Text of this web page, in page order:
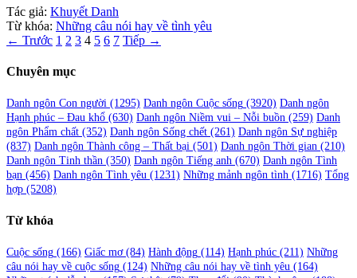
Tác giả: Khuyết Danh
Từ khóa: Những câu nói hay về tình yêu
Phân
trang
viết
← Trước 1 2 3 4 5 6 7 Tiếp →
Chuyên mục
Danh ngôn Con người (1295) Danh ngôn Cuộc sống (3920) Danh ngôn
Hạnh phúc – Đau khổ (630) Danh ngôn Niềm vui – Nỗi buồn (259) Danh
ngôn Phẩm chất (352) Danh ngôn Sống chết (261) Danh ngôn Sự nghiệp
(837) Danh ngôn Thành công – Thất bại (501) Danh ngôn Thời gian (210)
Danh ngôn Tinh thần (350) Danh ngôn Tiếng anh (670) Danh ngôn Tình
bạn (456) Danh ngôn Tình yêu (1231) Những mảnh ngôn tình (1716) Tổng
hợp (5208)
Từ khóa
Cuộc sống (166) Giấc mơ(84) Hành động (114) Hạnh phúc (211) Những
câu nói hay về cuộc sống (124) Những câu nói hay về tình yêu (164)